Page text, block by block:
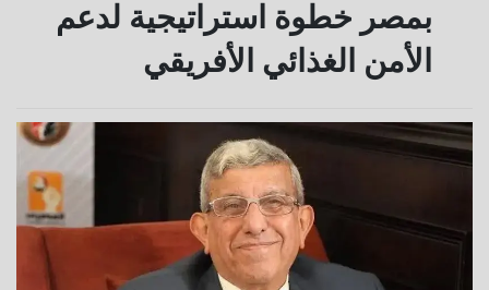
بمصر خطوة استراتيجية لدعم
الأمن الغذائي الأفريقي